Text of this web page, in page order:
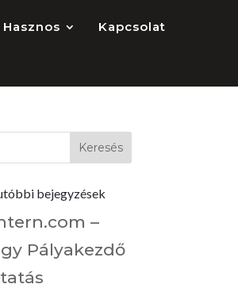
Hasznos Kapcsolat
bejegyzések
–
Pályakezdő